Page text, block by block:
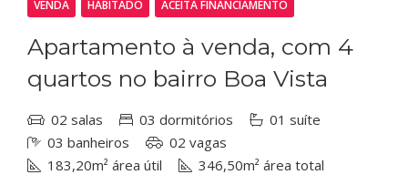
VENDA HABITADO ACEITA FINANCIAMENTO
Apartamento à venda, com 4
quartos no bairro Boa Vista
02 salas 03 dormitórios
01 suíte
03 banheiros
02 vagas
183,20m² área útil
346,50m² área total